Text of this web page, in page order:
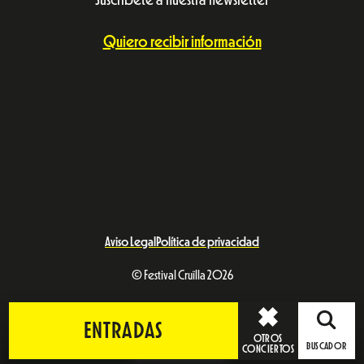
Quiero recibir información
Aviso Legal Política de privacidad
© Festival Cruïlla 2026
ENTRADAS
OTROS
CONCIERTOS
BUSCADOR